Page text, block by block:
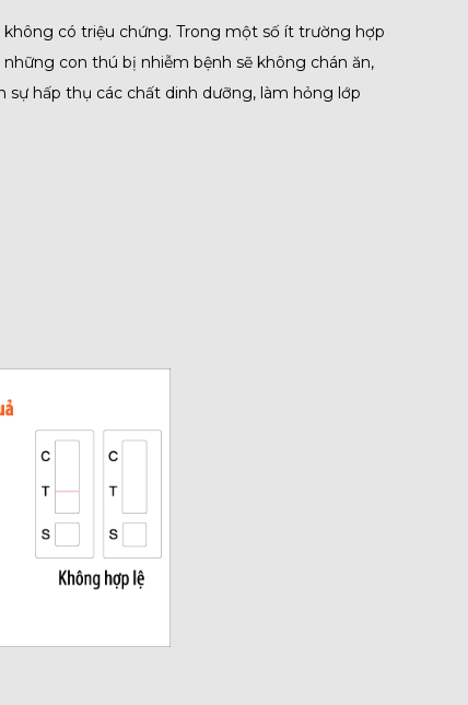
có triệu chứng. Trong một số ít trường hợp
con thú bị nhiễm bệnh sẽ không chán ăn,
sự hấp thụ các chất dinh dưỡng, làm hỏng lớp